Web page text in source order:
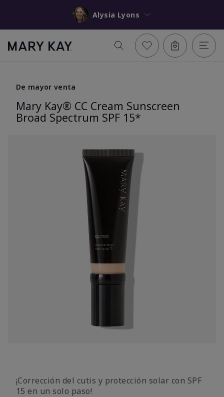
Alysia Lyons
De mayor venta
Mary Kay® CC Cream Sunscreen
Broad Spectrum SPF 15*
¡Corrección del cutis y protección solar con SPF
15 en un solo paso!